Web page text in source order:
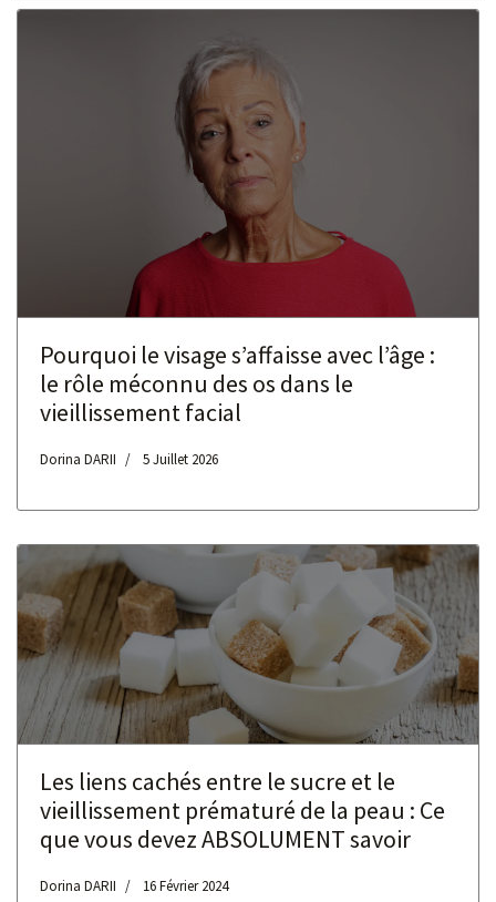
Pourquoi le visage s’affaisse avec l’âge :
le rôle méconnu des os dans le
vieillissement facial
Dorina DARII 5 Juillet 2026
Les liens cachés entre le sucre et le
vieillissement prématuré de la peau : Ce
que vous devez ABSOLUMENT savoir
Dorina DARII 16 Février 2024